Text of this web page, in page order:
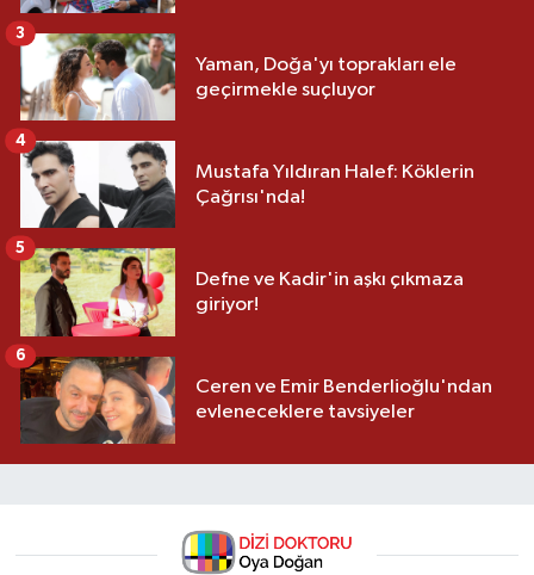
Yaman, Doğa'yı toprakları ele
geçirmekle suçluyor
3
Mustafa Yıldıran Halef: Köklerin
Çağrısı'nda!
4
Defne ve Kadir'in aşkı çıkmaza
giriyor!
5
Ceren ve Emir Benderlioğlu'ndan
evleneceklere tavsiyeler
6